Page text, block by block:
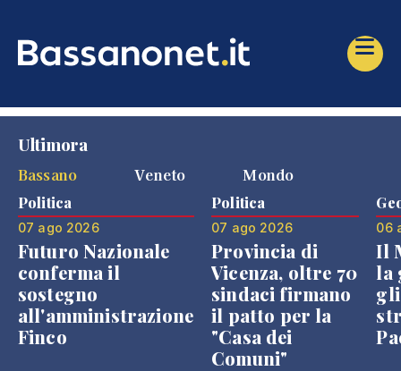
Ultimora
Bassano
Veneto Mondo
Politica
07 ago 2026
Futuro Nazionale
conferma il
sostegno
all'amministrazione
Finco
Politica
07 ago 2026
Provincia di
Vicenza, oltre 70
sindaci firmano
il patto per la
"Casa dei
Comuni"
06
Il
la